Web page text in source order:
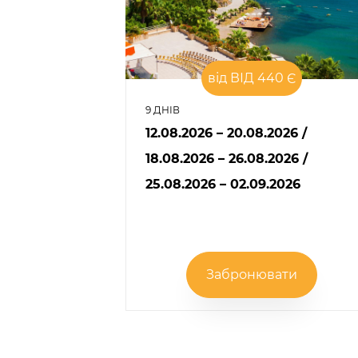
від ВІД 440 Є
9 ДНІВ
12.08.2026 – 20.08.2026 /
18.08.2026 – 26.08.2026 /
25.08.2026 – 02.09.2026
Забронювати